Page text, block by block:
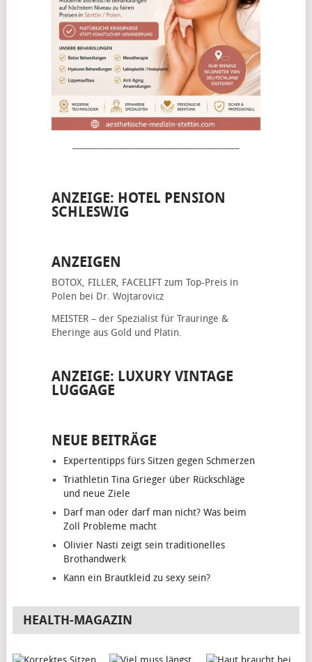
ANZEIGE: HOTEL PENSION
SCHLESWIG
ANZEIGEN
BOTOX, FILLER, FACELIFTzum Top-Preis in
Polen bei Dr. Wojtarovicz
MEISTER – der Spezialist für Trauringe &
Eheringe aus Gold und Platin.
ANZEIGE: LUXURY VINTAGE
LUGGAGE
NEUE BEITRÄGE
Expertentipps fürs Sitzen gegen Schmerzen
Triathletin Tina Grieger über Rückschläge
und neue Ziele
Darf man oder darf man nicht? Was beim
Zoll Probleme macht
Olivier Nasti zeigt sein traditionelles
Brothandwerk
Kann ein Brautkleid zu sexy sein?
HEALTH-MAGAZIN